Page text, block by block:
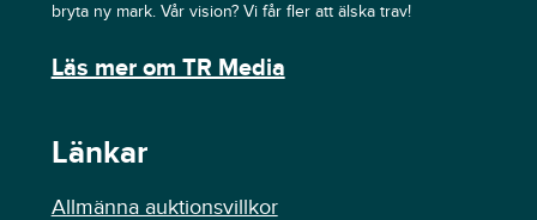
bryta ny mark. Vår vision? Vi får fler att älska trav!
Läs mer om TR Media
Länkar
Allmänna auktionsvillkor